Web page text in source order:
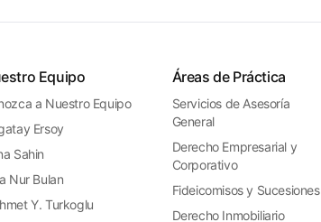
Equipo
a Nuestro Equipo
Ersoy
Sahin
Nur Bulan
Y. Turkoglu
Áreas de Práctica
Servicios de Asesoría
General
Derecho Empresarial y
Corporativo
Fideicomisos y Sucesiones
Derecho Inmobiliario